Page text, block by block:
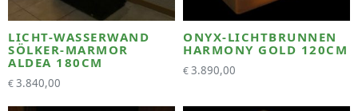
LICHT-WASSERWAND
SÖLKER-MARMOR
ALDEA 180CM
€3.840,00
ONYX-LICHTBRUNNEN
HARMONY GOLD 120CM
€3.890,00